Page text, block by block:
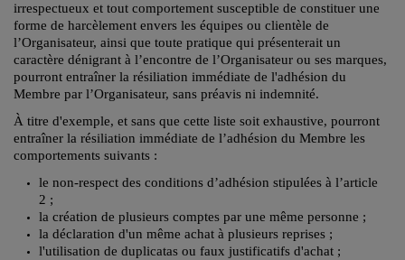
irrespectueux et tout comportement susceptible de constituer une
forme de harcèlement envers les équipes ou clientèle de
l’Organisateur, ainsi que toute pratique qui présenterait un
caractère dénigrant à l’encontre de l’Organisateur ou ses marques,
pourront entraîner la résiliation immédiate de l'adhésion du
Membre par l’Organisateur, sans préavis ni indemnité.
À titre d'exemple, et sans que cette liste soit exhaustive, pourront
entraîner la résiliation immédiate de l’adhésion du Membre les
comportements suivants :
le non-respect des conditions d’adhésion stipulées à l’article
2 ;
la création de plusieurs comptes par une même personne ;
la déclaration d'un même achat à plusieurs reprises ;
l'utilisation de duplicatas ou faux justificatifs d'achat ;